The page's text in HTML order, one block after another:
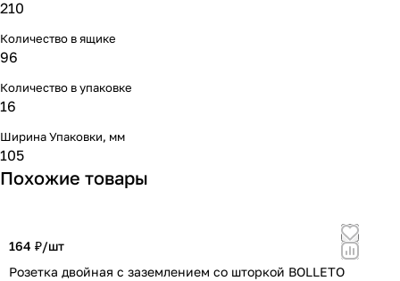
210
Количество в ящике
96
Количество в упаковке
16
Ширина Упаковки, мм
105
Похожие товары
164 ₽/шт
Розетка двойная с заземлением со шторкой BOLLETO